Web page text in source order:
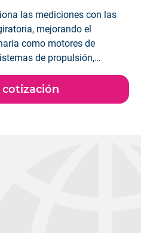
las mediciones con las
mejorando el
como motores de
de propulsión,
eléctricos.